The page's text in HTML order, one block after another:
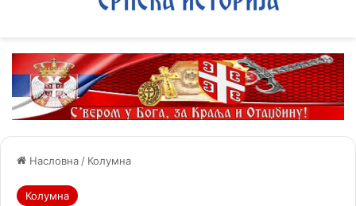
Насловна / Колумна
Колумна